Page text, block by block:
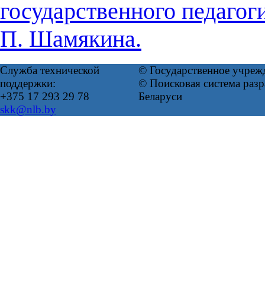
государственного
П. Шамякина.
Служба технической
поддержки:
+375 17 293 29 78
skk@nlb.by
© Государственное
© Поисковая система
Беларуси